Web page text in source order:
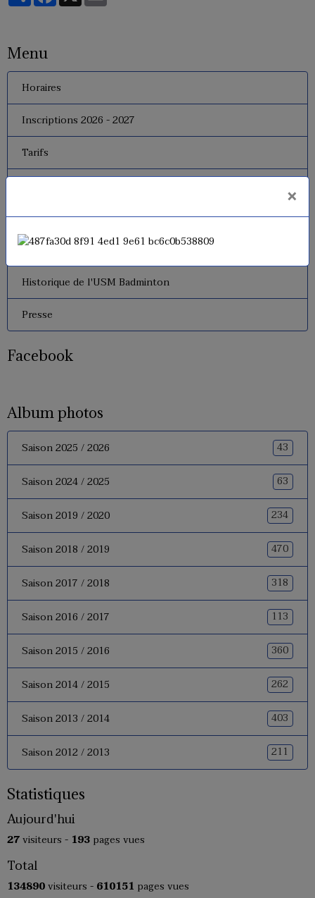
Menu
Horaires
Inscriptions 2026 - 2027
Tarifs
Le bureau
Dates de fermeture
Historique de l'USM Badminton
Presse
Facebook
Album photos
Saison 2025 / 2026 43
Saison 2024 / 2025 63
Saison 2019 / 2020 234
Saison 2018 / 2019 470
Saison 2017 / 2018 318
Saison 2016 / 2017 113
Saison 2015 / 2016 360
Saison 2014 / 2015 262
Saison 2013 / 2014 403
Saison 2012 / 2013 211
Statistiques
Aujourd'hui
27visiteurs - 193 pages vues
Total
134890visiteurs - 610151 pages vues
×